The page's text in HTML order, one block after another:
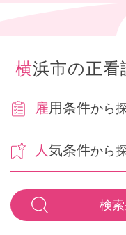
横浜市の正
雇用条件から
人気条件から
検